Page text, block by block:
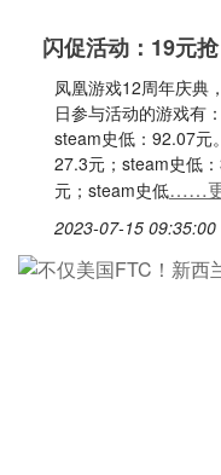
闪促活动：19元
凤凰游戏12周年庆典
日参与活动的游戏有
steam史低：92.07元
27.3元；steam史低
元；steam史低……
2023-07-15 09:35:00